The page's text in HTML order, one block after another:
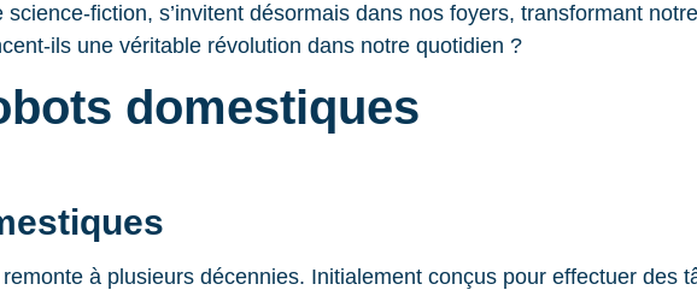
fiction, s’invitent désormais dans nos foyers, transformant
ils une véritable révolution dans notre quotidien ?
domestiques
à plusieurs décennies. Initialement conçus pour effectuer des